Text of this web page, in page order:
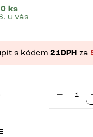
ks
u vás
s kódem21DPH za